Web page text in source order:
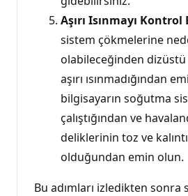
Aşırı Isınmayı Kontrol
sistem çökmelerine
olabileceğinden dizüstü
aşırı ısınmadığından
bilgisayarın soğutma
çalıştığından ve
deliklerinin toz ve
olduğundan emin olun.
Bu adımları izledikten sonra